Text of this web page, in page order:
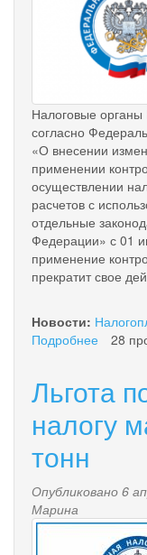
Налоговые органы
согласно
«О внесении
применении
осуществлении
расчетов с
отдельные
Федерации» с 01
применение
прекратит свое
Новости:
Подробнее
28
Льгота
налогу
тонн
Опубликовано 6
Марина
nalog.jpg